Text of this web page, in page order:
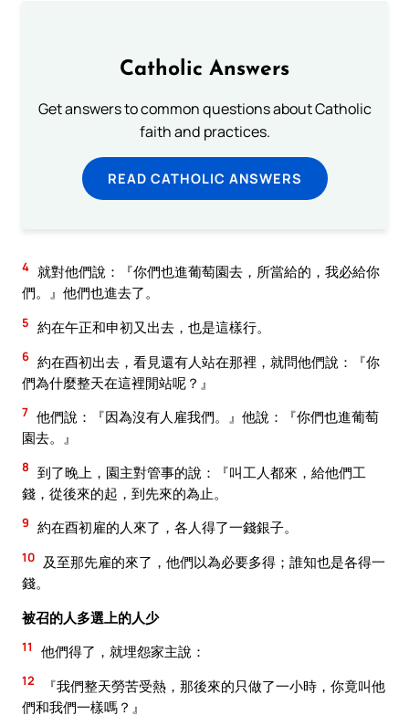
Catholic Answers
Get answers to common questions about Catholic
faith and practices.
READ CATHOLIC ANSWERS
4 就對他們說：『你們也進葡萄園去，所當給的，我必給你
們。』他們也進去了。
5 約在午正和申初又出去，也是這樣行。
6 約在酉初出去，看見還有人站在那裡，就問他們說：『你
們為什麼整天在這裡閒站呢？』
7 他們說：『因為沒有人雇我們。』他說：『你們也進葡萄
園去。』
8 到了晚上，園主對管事的說：『叫工人都來，給他們工
錢，從後來的起，到先來的為止。
9 約在酉初雇的人來了，各人得了一錢銀子。
10 及至那先雇的來了，他們以為必要多得；誰知也是各得一
錢。
被召的人多選上的人少
11 他們得了，就埋怨家主說：
12
『我們整天勞苦受熱，那後來的只做了一小時，你竟叫他
們和我們一樣嗎？』